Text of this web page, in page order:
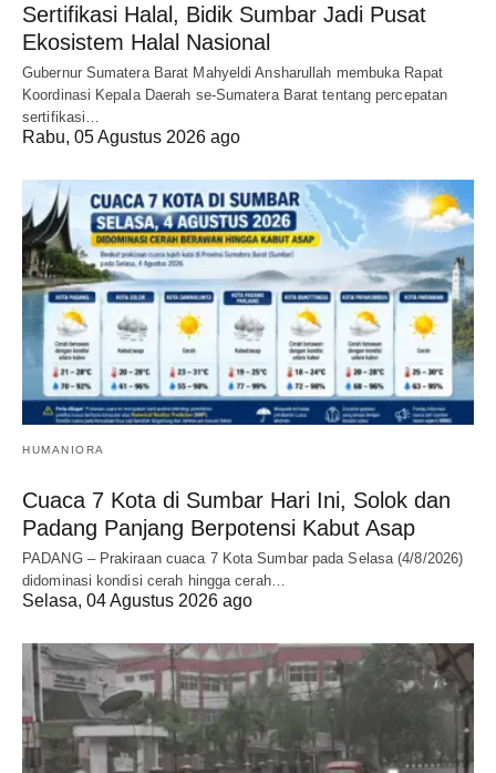
Sertifikasi Halal, Bidik Sumbar Jadi Pusat
Ekosistem Halal Nasional
Gubernur Sumatera Barat Mahyeldi Ansharullah membuka Rapat
Koordinasi Kepala Daerah se-Sumatera Barat tentang percepatan
sertifikasi…
Rabu, 05 Agustus 2026 ago
HUMANIORA
Cuaca 7 Kota di Sumbar Hari Ini, Solok dan
Padang Panjang Berpotensi Kabut Asap
PADANG – Prakiraan cuaca 7 Kota Sumbar pada Selasa (4/8/2026)
didominasi kondisi cerah hingga cerah…
Selasa, 04 Agustus 2026 ago